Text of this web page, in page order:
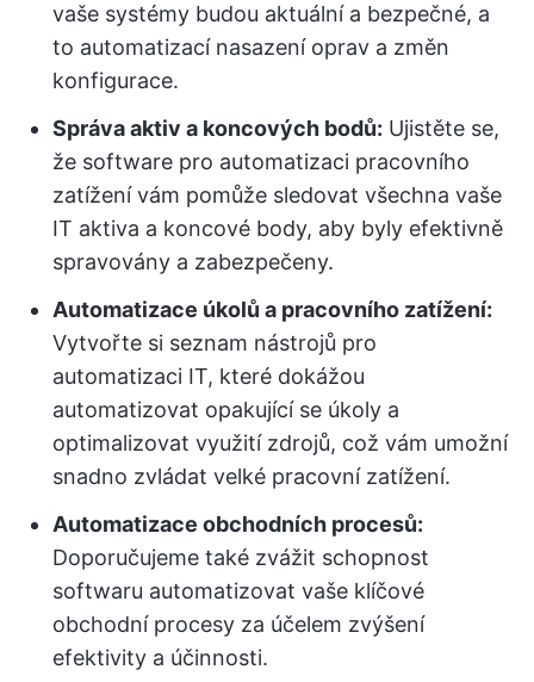
vaše systémy budou aktuální a bezpečné, a
to automatizací nasazení oprav a změn
konfigurace.
Správa aktiv a koncových bodů: Ujistěte se,
že software pro automatizaci pracovního
zatížení vám pomůže sledovat všechna vaše
IT aktiva a koncové body, aby byly efektivně
spravovány a zabezpečeny.
Automatizace úkolů a pracovního zatížení:
Vytvořte si seznam nástrojů pro
automatizaci IT, které dokážou
automatizovat opakující se úkoly a
optimalizovat využití zdrojů, což vám umožní
snadno zvládat velké pracovní zatížení.
Automatizace obchodních procesů:
Doporučujeme také zvážit schopnost
softwaru automatizovat vaše klíčové
obchodní procesy za účelem zvýšení
efektivity a účinnosti.